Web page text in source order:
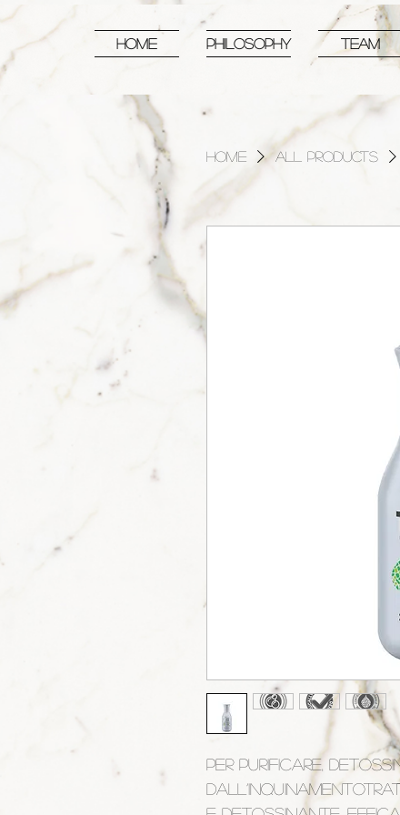
HOME PHILOSOPHY TEAM
Home All Products
PER PURIFICARE,